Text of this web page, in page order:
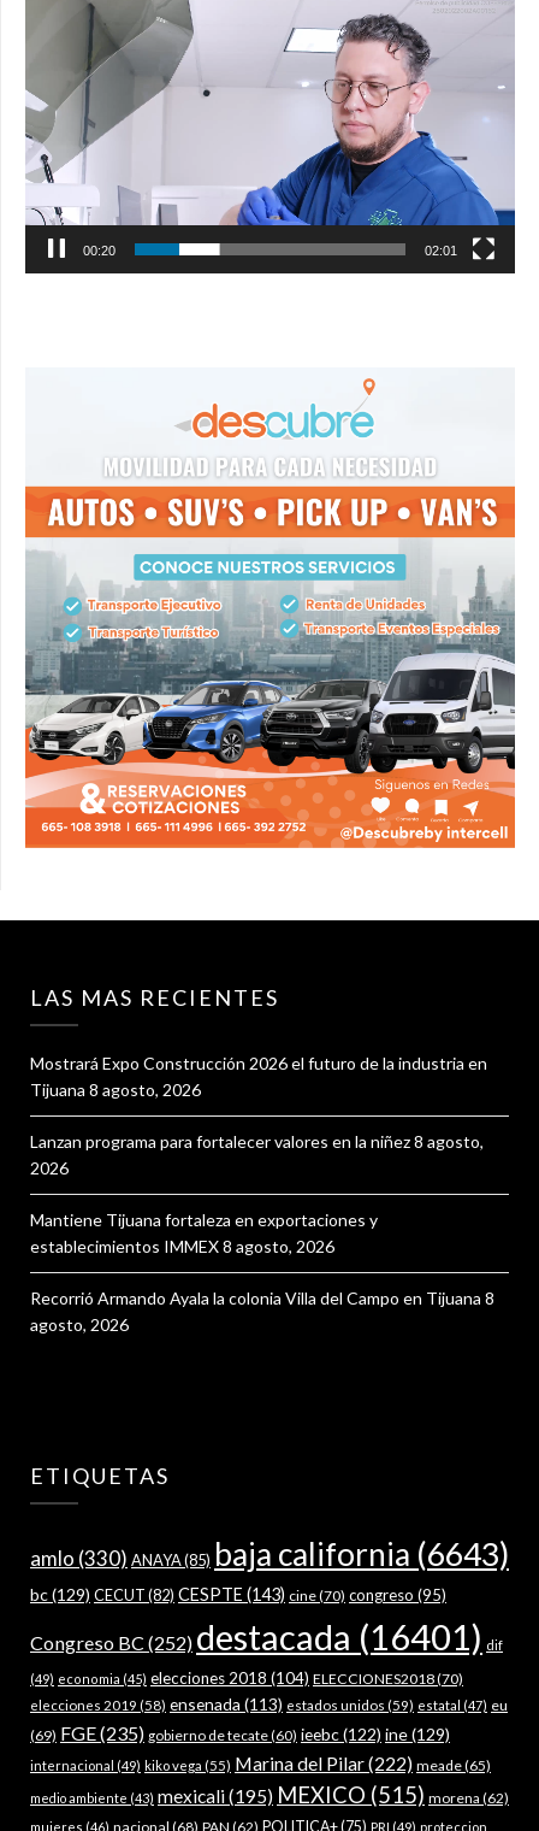
Reproductor
00:21 02:01
LAS MAS RECIENTES
Mostrará Expo Construcción 2026 el futuro de la industria en
Tijuana 8 agosto, 2026
Lanzan programa para fortalecer valores en la niñez8 agosto,
2026
Mantiene Tijuana fortaleza en exportaciones y
establecimientos IMMEX8 agosto, 2026
Recorrió Armando Ayala la colonia Villa del Campo en Tijuana 8
agosto, 2026
ETIQUETAS
amlo (330) ANAYA(85) baja california (6643)
bc(129) CECUT(82) CESPTE (143) cine(70) congreso (95)
Congreso BC (252) destacada (16401) dif
(49) economia (45) elecciones 2018 (104) ELECCIONES2018(70)
elecciones 2019 (58) ensenada (113) estados unidos (59) estatal (47) eu
(69) FGE(235) gobierno de tecate(60) ieebc(122) ine(129)
internacional (49) kiko vega (55) Marina del Pilar(222) meade(65)
medio ambiente (43) mexicali(195) MEXICO (515) morena (62)
mujeres (46) nacional (68) PAN (62) POLITICA+(75) PRI (49) proteccion